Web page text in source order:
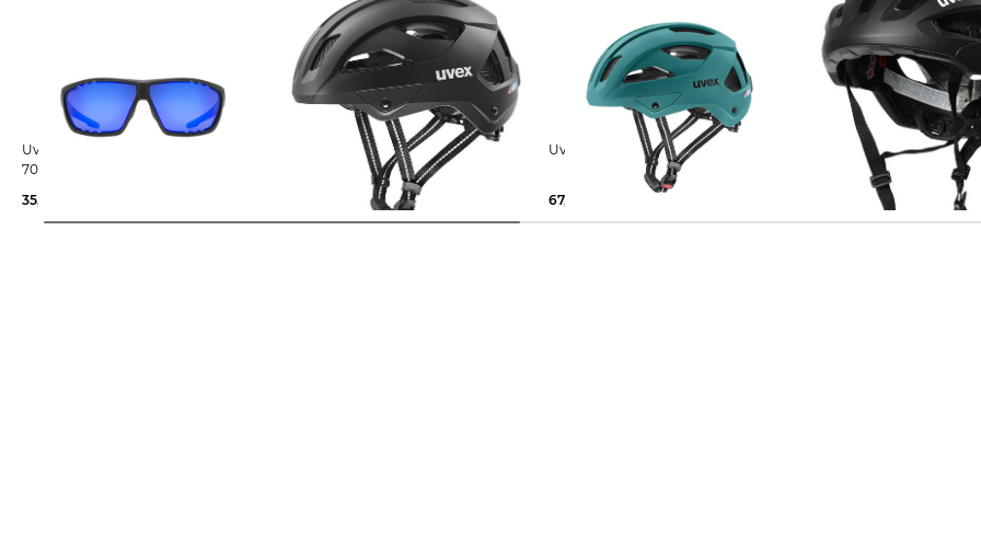
Uvex | Sonnenbrille SPORTSTYLE
706
35,95 €
Uvex | Fahrradhelm CITY STRIDE
89,95 €
Uvex | Fahrradhelm CITY STRIDE
67,49 €
Uvex | Fahrradhelm
139,99 €